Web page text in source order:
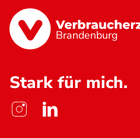
Brandenburg
Stark für mich.